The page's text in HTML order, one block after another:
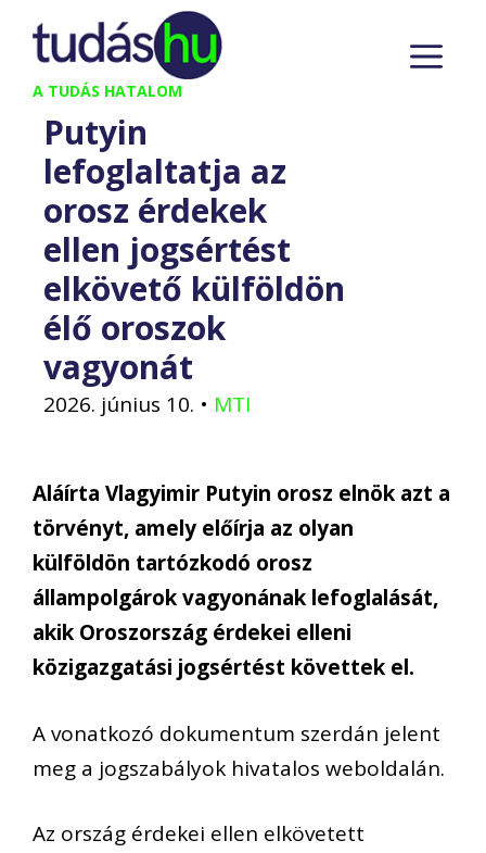
Kilépés
tartalomba
A TUDÁS HATALOM
Putyin
lefoglaltatja az
orosz érdekek
ellen jogsértést
elkövető külföldön
élő oroszok
vagyonát
2026. június 10. • MTI
Aláírta Vlagyimir Putyin orosz elnök azt a
törvényt, amely előírja az olyan
külföldön tartózkodó orosz
állampolgárok vagyonának lefoglalását,
akik Oroszország érdekei elleni
közigazgatási jogsértést követtek el.
A vonatkozó dokumentum szerdán jelent
meg a jogszabályok hivatalos weboldalán.
Az ország érdekei ellen elkövetett